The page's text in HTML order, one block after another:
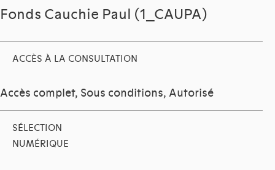
Fonds Cauchie Paul (1_CAUPA)
ACCÈS À LA CONSULTATION
Accès complet, Sous conditions, Autorisé
SÉLECTION
NUMÉRIQUE